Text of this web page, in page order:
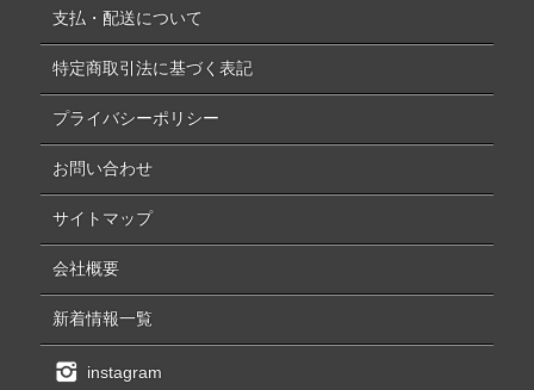
支払・配送について
特定商取引法に基づく表記
プライバシーポリシー
お問い合わせ
サイトマップ
会社概要
新着情報一覧
instagram